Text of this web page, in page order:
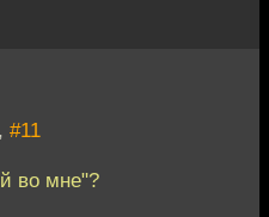
#11
во мне"?